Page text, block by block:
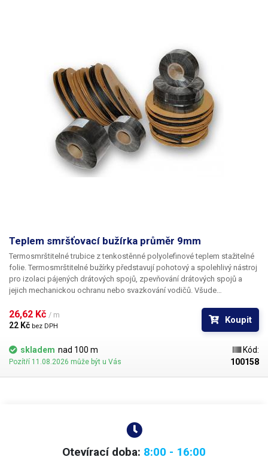
Teplem smršťovací bužírka průměr 9mm
Termosmrštitelné trubice z tenkostěnné polyolefinové teplem stažitelné
folie. Termosmrštitelné bužírky představují pohotový a spolehlivý nástroj
pro izolaci pájených drátových spojů, zpevňování drátových spojů a
jejich mechanickou ochranu nebo svazkování vodičů. Všude
elektrikářská izolační páska je nyní možné nasadit teplem smrštitelné
fólie.
26,62 Kč / m
22 Kč bez DPH
Koupit
skladem nad 100 m
Pozítří 11.08.2026 může být u Vás
Kód:
100158
Otevírací doba: 8:00 - 16:00